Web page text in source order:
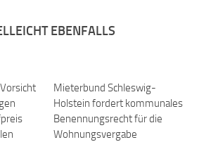
EBENFALLS
Mieterbund Schleswig-
Holstein fordert kommunales
Benennungsrecht für die
Wohnungsvergabe